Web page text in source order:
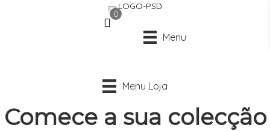
0
Menu
Menu Loja
Comece a sua colecção